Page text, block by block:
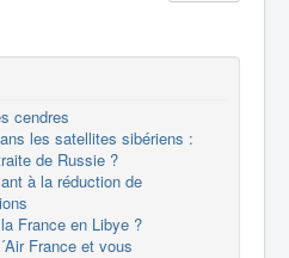
cendres
les satellites sibériens :
de Russie ?
à la réduction de
France en Libye ?
France et vous